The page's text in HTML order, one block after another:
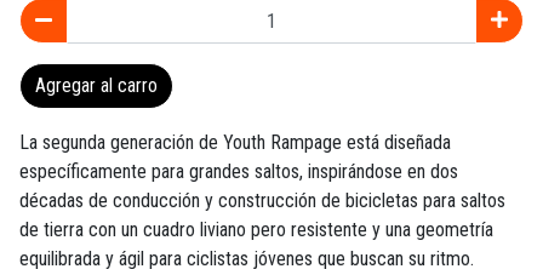
Agregar al carro
La segunda generación de Youth Rampage está diseñada
específicamente para grandes saltos, inspirándose en dos
décadas de conducción y construcción de bicicletas para saltos
de tierra con un cuadro liviano pero resistente y una geometría
equilibrada y ágil para ciclistas jóvenes que buscan su ritmo.